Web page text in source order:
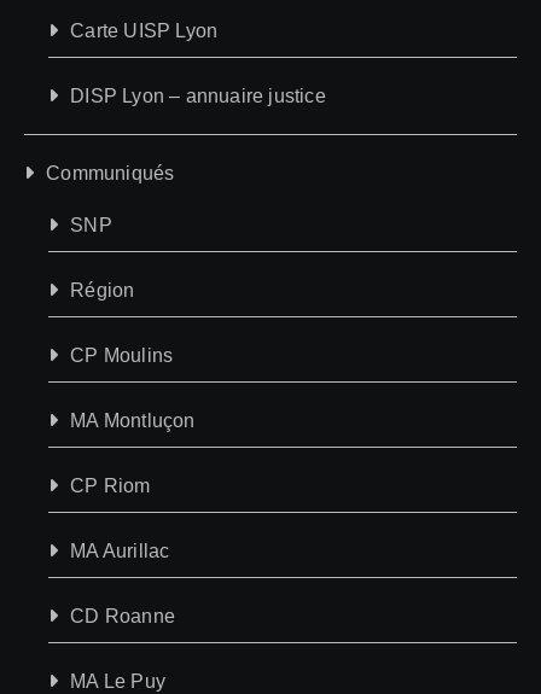
Carte UISP Lyon
DISP Lyon – annuaire justice
Communiqués
SNP
Région
CP Moulins
MA Montluçon
CP Riom
MA Aurillac
CD Roanne
MA Le Puy